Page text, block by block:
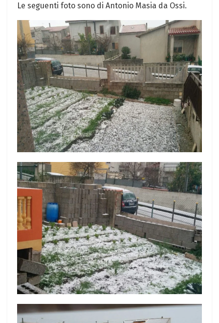
Le seguenti foto sono di Antonio Masia da Ossi.